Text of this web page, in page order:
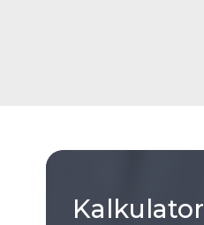
Kalkulator